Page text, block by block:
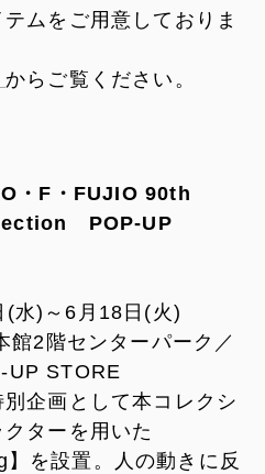
ムをご用意しておりま
からご覧ください。
・F・FUJIO 90th
POP-UP
水)～6月18日(火)
館2階センターパーク／
UP STORE
企画として本コレクシ
ターを用いた
を設置。人の動きに反